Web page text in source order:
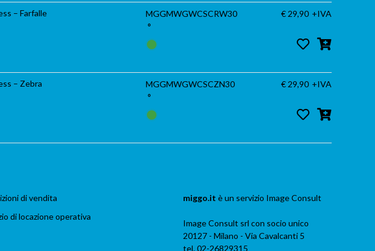
– Farfalle
MGGMWGWCSCRW30
°
€ 29,90 +IVA
– Zebra
MGGMWGWCSCZN30
°
€ 29,90 +IVA
di vendita
di locazione operativa
miggo.it è un servizio Image Consult
Image Consult srl con socio unico
20127 - Milano - Via Cavalcanti 5
tel. 02-26829315